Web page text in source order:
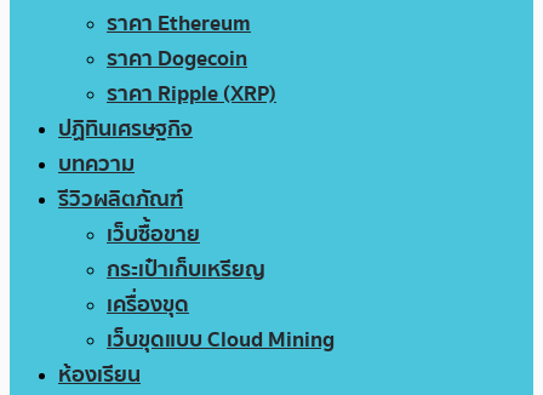
ราคา Ethereum
ราคา Dogecoin
ราคา Ripple (XRP)
ปฏิทินเศรษฐกิจ
บทความ
รีวิวผลิตภัณฑ์
เว็บซื้อขาย
กระเป๋าเก็บเหรียญ
เครื่องขุด
เว็บขุดแบบ Cloud Mining
ห้องเรียน